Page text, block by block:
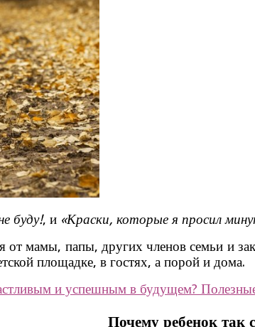
буду!, и «Краски, которые я просил
от мамы, папы, других членов семьи и
площадке, в гостях, а порой и дома.
и успешным в будущем?
Почему ребенок так